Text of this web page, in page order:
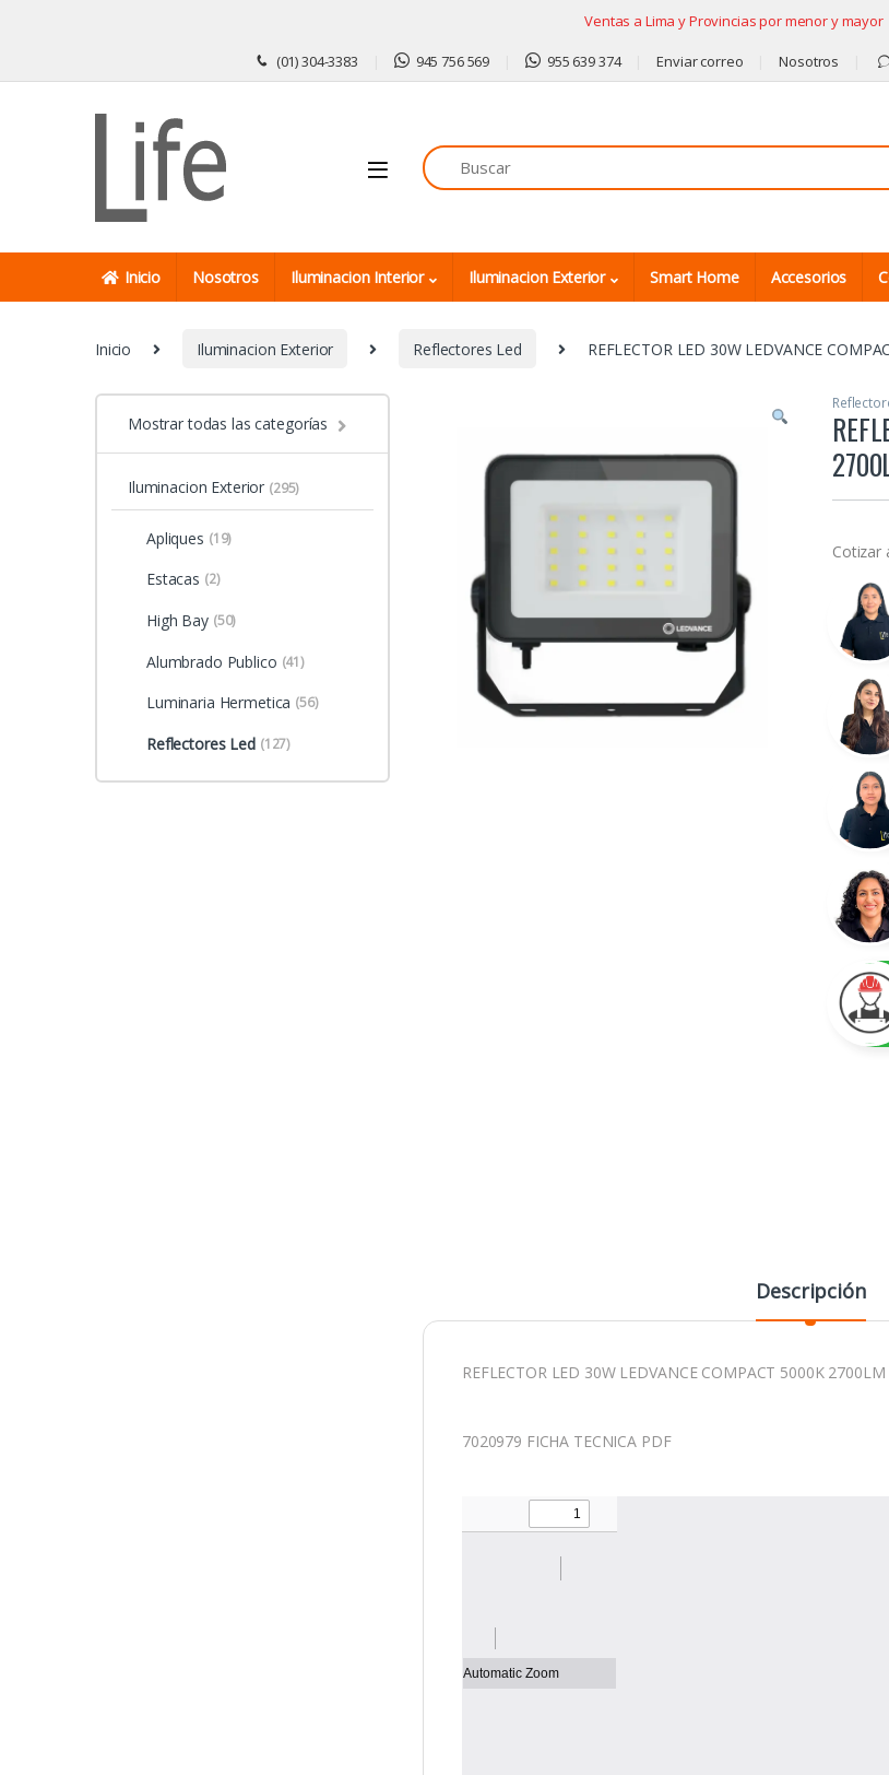
Ventas a Lima y Provincias por menor y mayor
(01) 304-3383 945 756 569 955 639 374 Enviar correo Nosotros
Inicio Nosotros Iluminacion Interior Iluminacion Exterior Smart Home Accesorios
Inicio Iluminacion Exterior Reflectores Led REFLECTOR LED 30W LEDVANCE
Cotizar
Descripción
REFLECTOR LED 30W LEDVANCE COMPACT 5000K
7020979 FICHA TECNICA PDF
Mostrar todas las categorías
Iluminacion Exterior (295)
Apliques (19)
Estacas (2)
High Bay (50)
Alumbrado Publico (41)
Luminaria Hermetica (56)
Reflectores Led (127)